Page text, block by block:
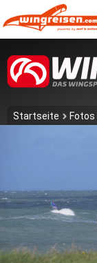
Startseite Fotos